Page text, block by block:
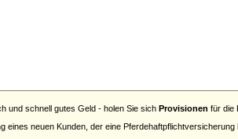
und schnell gutes Geld - holen Sie sich Provisionen für die
eines neuen Kunden, der eine